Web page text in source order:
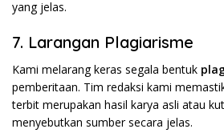
yang jelas.
7. Larangan Plagiarisme
Kami melarang keras segala bentuk
pemberitaan. Tim redaksi kami
terbit merupakan hasil karya asli atau
menyebutkan sumber secara jelas.